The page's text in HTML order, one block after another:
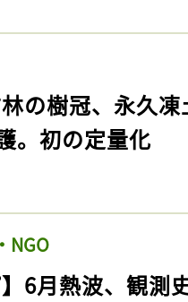
林の樹冠、永久
。初の定量化
NGO
】6月熱波、観